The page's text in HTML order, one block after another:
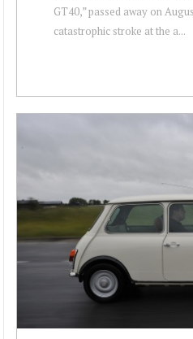
GT40,” passed away on
catastrophic stroke at the a...